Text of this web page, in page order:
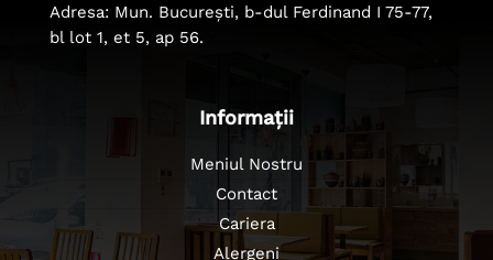
Adresa: Mun. București, b-dul Ferdinand I 75-77,
bl lot 1, et 5, ap 56.
Informații
Meniul Nostru
Contact
Cariera
Alergeni